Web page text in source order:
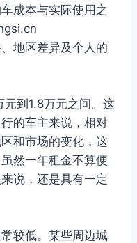
成本与实际使用之
地区差异及个人的
到1.8万元之间。这
的车主来说，相对
和市场的变化，这
然一年租金不算便
说，还是具有一定
较低。某些周边城